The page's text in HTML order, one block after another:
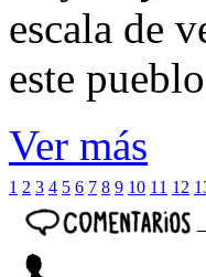
escala de
este
Ver más
1 2 3 4 5 6 7 8 9 10 11 12